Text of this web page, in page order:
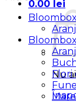
0.00 lei
Nu
Flori